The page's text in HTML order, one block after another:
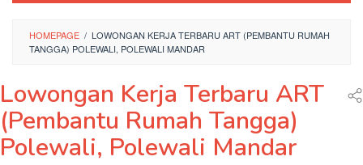
HOMEPAGE / LOWONGAN KERJA TERBARU ART (PEMBANTU RUMAH
TANGGA) POLEWALI, POLEWALI MANDAR
Lowongan Kerja Terbaru ART
(Pembantu Rumah Tangga)
Polewali, Polewali Mandar